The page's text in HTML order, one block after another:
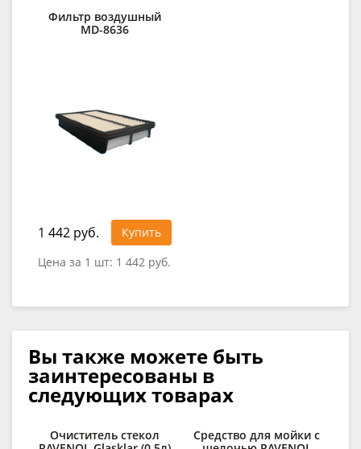
Фильтр воздушный
MD-8636
1 442 руб.
Купить
Цена за 1 шт: 1 442 руб.
Вы также можете быть
заинтересованы в
следующих товарах
Очиститель стекол
Средство для мойки с